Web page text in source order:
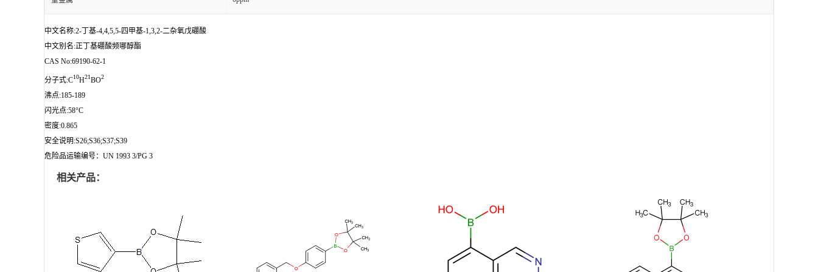
中文名称:2-丁基-4,4,5,5-四甲基-1,3,2-二杂氧戊硼酸
中文别名:正丁基硼酸频哪醇酯
CAS No:69190-62-1
分子式:C10H21BO2
沸点:185-189
闪光点:58°C
密度:0.865
安全说明:S26;S36;S37;S39
危险品运输编号：UN 1993 3/PG 3
相关产品：